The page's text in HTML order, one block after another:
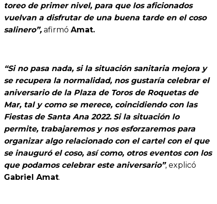
toreo de primer nivel, para que los aficionados
vuelvan a disfrutar de una buena tarde en el coso
salinero”, afirmó Amat.
“Si no pasa nada, si la situación sanitaria mejora y
se recupera la normalidad, nos gustaría celebrar el
aniversario de la Plaza de Toros de Roquetas de
Mar, tal y como se merece, coincidiendo con las
Fiestas de Santa Ana 2022. Si la situación lo
permite, trabajaremos y nos esforzaremos para
organizar algo relacionado con el cartel con el que
se inauguró el coso, así como, otros eventos con los
que podamos celebrar este aniversario”, explicó
Gabriel Amat.